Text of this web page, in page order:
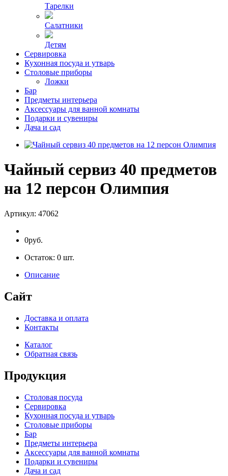
Тарелки
Салатники
Детям
Сервировка
Кухонная посуда и утварь
Столовые приборы
Ложки
Бар
Предметы интерьера
Аксессуары для ванной комнаты
Подарки и сувениры
Дача и сад
Чайный сервиз 40 предметов
на 12 персон Олимпия
Артикул: 47062
0руб.
Остаток: 0 шт.
Описание
Сайт
Доставка и оплата
Контакты
Каталог
Обратная связь
Продукция
Столовая посуда
Сервировка
Кухонная посуда и утварь
Столовые приборы
Бар
Предметы интерьера
Аксессуары для ванной комнаты
Подарки и сувениры
Дача и сад